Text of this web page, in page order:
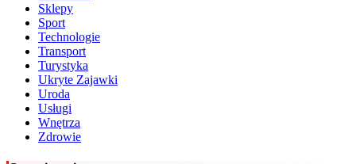
Sklepy
Sport
Technologie
Transport
Turystyka
Ukryte Zajawki
Uroda
Usługi
Wnętrza
Zdrowie